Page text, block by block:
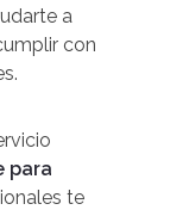
a
con
para
te